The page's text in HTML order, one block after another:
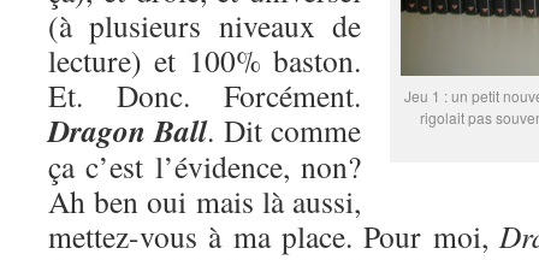
Jeu 1 : un petit
rigolait pas
(à plusieurs niveaux de
lecture) et 100% baston.
Et. Donc. Forcément.
Dragon Ball. Dit comme
ça c’est l’évidence, non?
Ah ben oui mais là aussi,
mettez-vous à ma place. Pour moi,